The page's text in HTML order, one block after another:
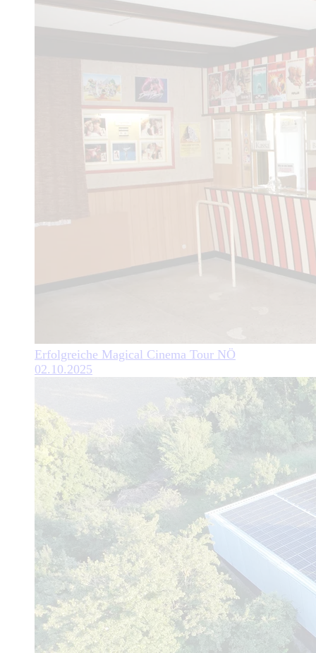
Erfolgreiche Magical Cinema Tour NÖ
02.10.2025